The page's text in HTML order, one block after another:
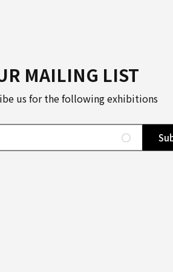
MAILING LIST
us for the following exhibitions